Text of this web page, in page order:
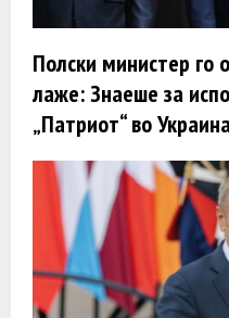
Полски министер го
лаже: Знаеше за
„Патриот“ во